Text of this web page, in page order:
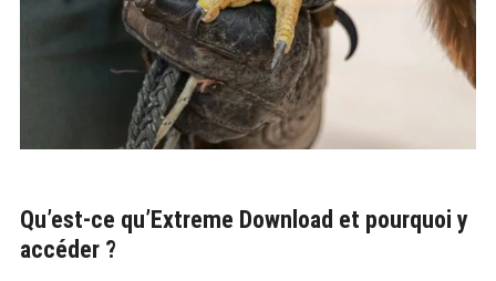
Qu’est-ce qu’Extreme Download et pourquoi y
accéder ?